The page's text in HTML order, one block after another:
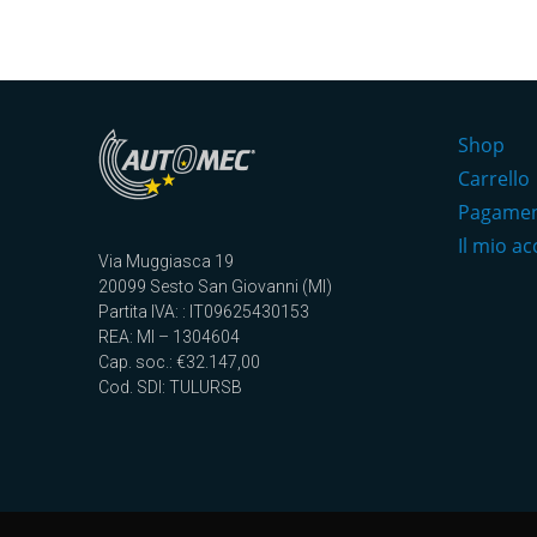
Via Muggiasca 19
20099 Sesto San Giovanni (MI)
Partita IVA: : IT09625430153
REA: MI – 1304604
Cap. soc.: €32.147,00
Cod. SDI: TULURSB
Shop
Carrello
Il mio